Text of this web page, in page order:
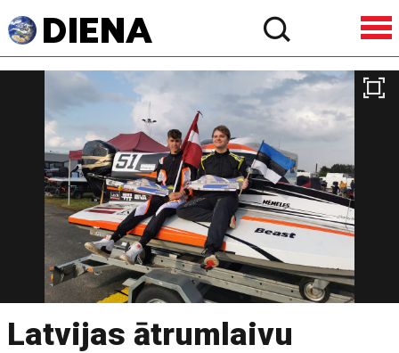
Latvijas ātrumlaivu